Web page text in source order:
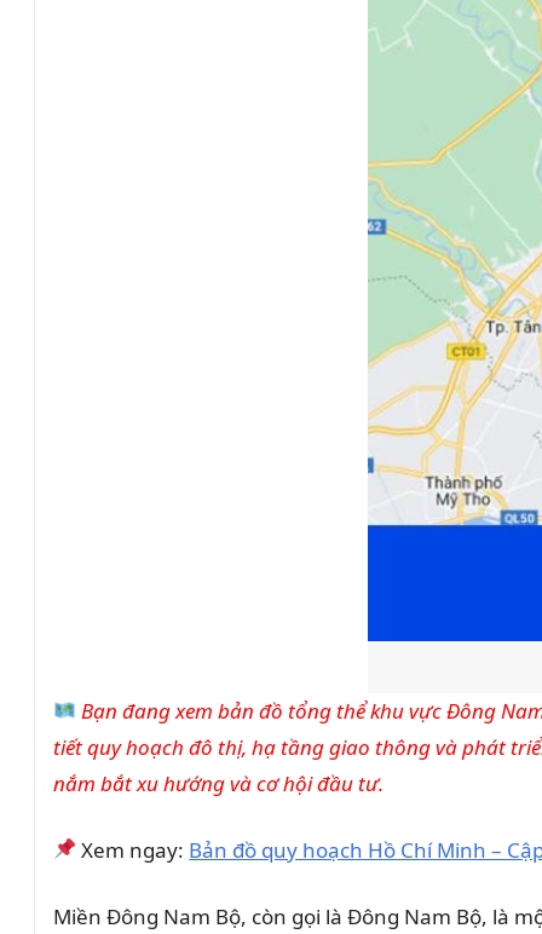
Bạn đang xem bản đồ tổng thể khu vực Đông
tiết quy hoạch đô thị, hạ tầng giao thông và phát
nắm bắt xu hướng và cơ hội đầu tư.
Xem ngay: Bản đồ quy hoạch Hồ Chí Minh –
Miền Đông Nam Bộ, còn gọi là Đông Nam Bộ, là